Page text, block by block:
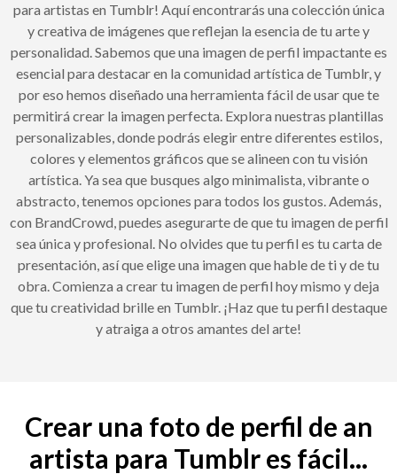
para artistas en Tumblr! Aquí encontrarás una colección única
y creativa de imágenes que reflejan la esencia de tu arte y
personalidad. Sabemos que una imagen de perfil impactante es
esencial para destacar en la comunidad artística de Tumblr, y
por eso hemos diseñado una herramienta fácil de usar que te
permitirá crear la imagen perfecta. Explora nuestras plantillas
personalizables, donde podrás elegir entre diferentes estilos,
colores y elementos gráficos que se alineen con tu visión
artística. Ya sea que busques algo minimalista, vibrante o
abstracto, tenemos opciones para todos los gustos. Además,
con BrandCrowd, puedes asegurarte de que tu imagen de perfil
sea única y profesional. No olvides que tu perfil es tu carta de
presentación, así que elige una imagen que hable de ti y de tu
obra. Comienza a crear tu imagen de perfil hoy mismo y deja
que tu creatividad brille en Tumblr. ¡Haz que tu perfil destaque
y atraiga a otros amantes del arte!
Crear una foto de perfil de an
artista para Tumblr es fácil...